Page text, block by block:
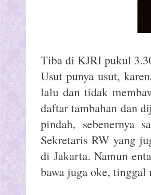
Tiba di KJRI pukul
Usut punya usut,
lalu dan tidak
daftar tambahan dan
pindah, sebenernya
Sekretaris RW yang
di Jakarta. Namun
bawa juga oke,